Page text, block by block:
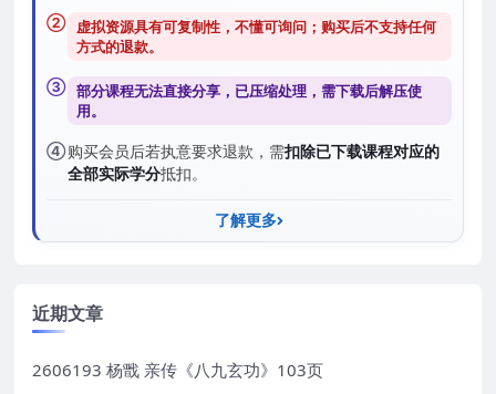
② 虚拟资源具有可复制性，不懂可询问；购买后不支持任何
方式的退款。
③ 部分课程无法直接分享，已压缩处理，需下载后解压使
用。
④购买会员后若执意要求退款，需扣除已下载课程对应的
全部实际学分抵扣。
了解更多
近期文章
2606193 杨戬 亲传《八九玄功》103页